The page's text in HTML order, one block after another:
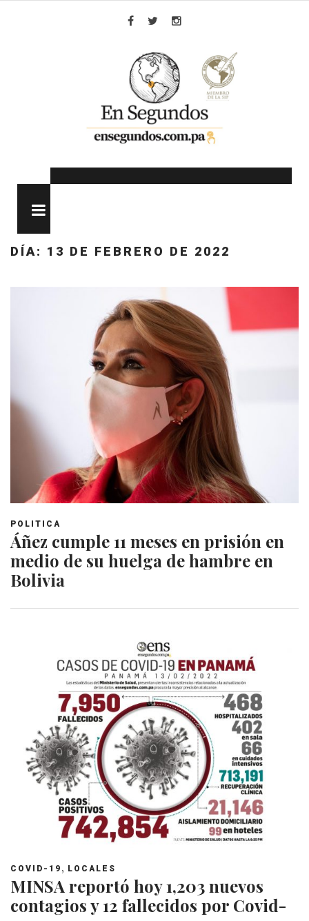
DÍA: 13 DE FEBRERO DE 2022
POLITICA
Áñez cumple 11 meses en prisión en
medio de su huelga de hambre en
Bolivia
COVID-19 , LOCALES
MINSA reportó hoy 1,203 nuevos
contagios y 12 fallecidos por Covid-